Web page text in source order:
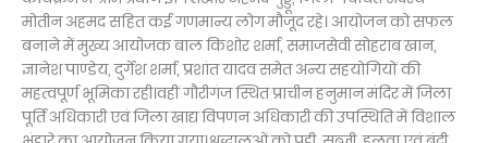
मोतीन अहमद सहित कई गणमान्य लोग मौजूद रहे। आयोजन को सफल
बनाने में मुख्य आयोजक बाल किशोर शर्मा, समाजसेवी सोहराब खान,
ज्ञानेश पाण्डेय, दुर्गेश शर्मा, प्रशांत यादव समेत अन्य सहयोगियों की
महत्वपूर्ण भूमिका रही।वहीं गौरीगंज स्थित प्राचीन हनुमान मंदिर में जिला
पूर्ति अधिकारी एवं जिला खाद्य विपणन अधिकारी की उपस्थिति में विशाल